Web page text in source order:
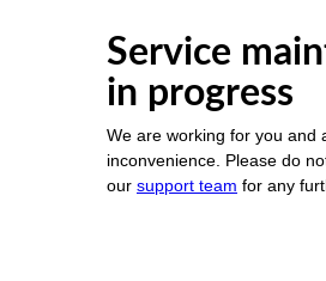
Service
in progress
We are working for you and
inconvenience. Please do
our support team for any